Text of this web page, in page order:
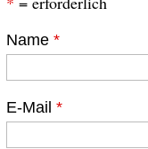
Name *
E-Mail *